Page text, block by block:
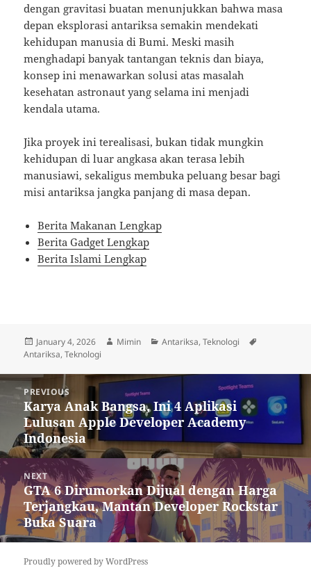
dengan gravitasi buatan menunjukkan bahwa masa
depan eksplorasi antariksa semakin mendekati
kehidupan manusia di Bumi. Meski masih
menghadapi banyak tantangan teknis dan biaya,
konsep ini menawarkan solusi atas masalah
kesehatan astronaut yang selama ini menjadi
kendala utama.
Jika proyek ini terealisasi, bukan tidak mungkin
kehidupan di luar angkasa akan terasa lebih
manusiawi, sekaligus membuka peluang besar bagi
misi antariksa jangka panjang di masa depan.
Berita Makanan Lengkap
Berita Gadget Lengkap
Berita Islami Lengkap
Posted
on
January 4, 2026 Author
Mimin Categories
Antariksa,Teknologi
Antariksa,Teknologi
Post
navigation
PREVIOUS
Previous
post:
Karya Anak Bangsa, Ini 4 Aplikasi
Lulusan Apple Developer Academy
Indonesia
NEXT
Next
post:
GTA 6 Dirumorkan Dijual dengan Harga
Terjangkau, Mantan Developer Rockstar
Buka Suara
Proudly powered by WordPress